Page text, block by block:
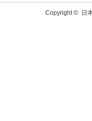
Copyright © 日